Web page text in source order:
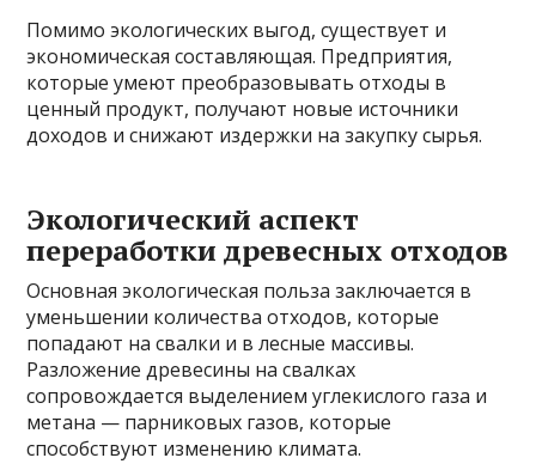
Помимо экологических выгод, существует и
экономическая составляющая. Предприятия,
которые умеют преобразовывать отходы в
ценный продукт, получают новые источники
доходов и снижают издержки на закупку сырья.
Экологический аспект
переработки древесных отходов
Основная экологическая польза заключается в
уменьшении количества отходов, которые
попадают на свалки и в лесные массивы.
Разложение древесины на свалках
сопровождается выделением углекислого газа и
метана — парниковых газов, которые
способствуют изменению климата.